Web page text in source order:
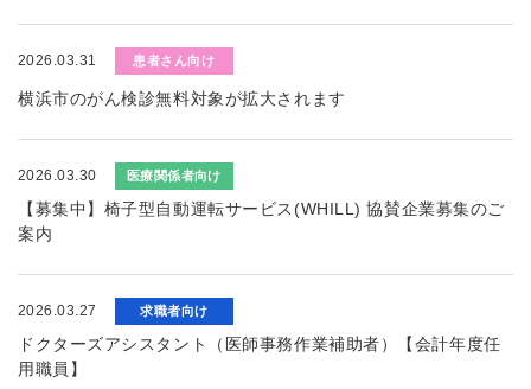
2026.03.31 患者さん向け
横浜市のがん検診無料対象が拡大されます
2026.03.30 医療関係者向け
【募集中】椅子型自動運転サービス(WHILL) 協賛企業募集のご
案内
2026.03.27 求職者向け
ドクターズアシスタント（医師事務作業補助者）【会計年度任
用職員】